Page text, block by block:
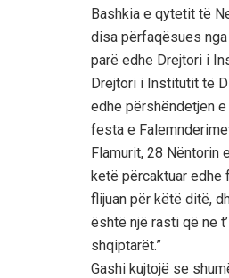
Bashkia e qytetit të
disa përfaqësues
parë edhe Drejtori i
Drejtori i Institutit të
edhe përshëndetjen
festa e
Flamurit, 28 Nëntorin
ketë përcaktuar edhe
flijuan për këtë ditë,
është një rasti që ne
shqiptarët.”
Gashi kujtojë se